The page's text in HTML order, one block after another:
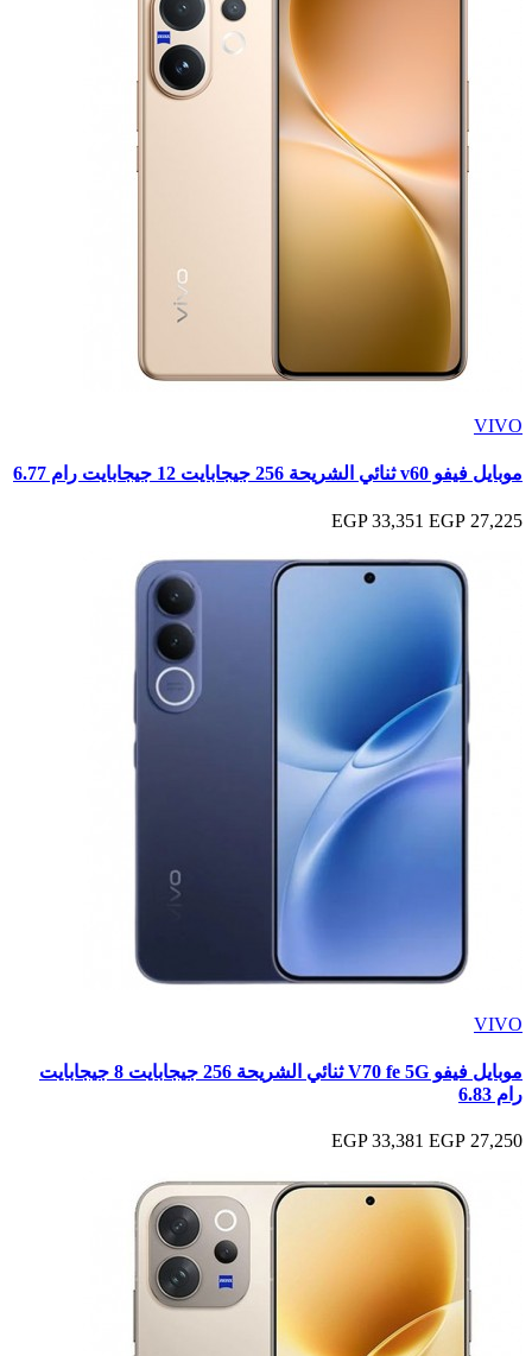
VIVO
موبايل فيفو v60 ثنائي الشريحة 256 جيجابايت 12 جيجابايت رام 6.77
27,225 EGP
33,351 EGP
VIVO
موبايل فيفو V70 fe 5G ثنائي الشريحة 256 جيجابايت 8 جيجابايت
رام 6.83
27,250 EGP
33,381 EGP